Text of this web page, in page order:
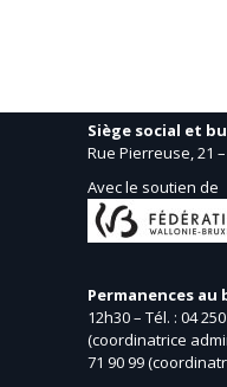
Siège social et
Rue Pierreuse, 21
Avec le soutien de
Permanences au
12h30 – Tél. : 04
(coordinatrice
71 90 99